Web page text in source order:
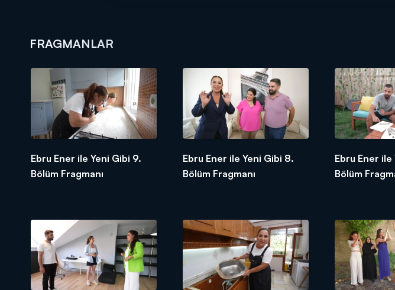
FRAGMANLAR
Ebru Ener ile Yeni Gibi 9.
Bölüm Fragmanı
Ebru Ener ile Yeni Gibi 8.
Bölüm Fragmanı
Ebru Ener ile
Bölüm